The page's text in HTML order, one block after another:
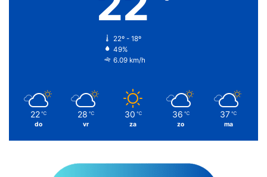
22º - 18º
49%
6.09 km/h
22 ℃
do
28 ℃
vr
30 ℃
za
36 ℃
zo
37 ℃
ma